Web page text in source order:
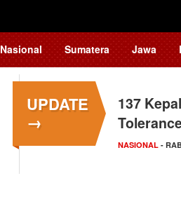
Nasional Sumatera Jawa
UPDATE
→
137
NASIONAL -